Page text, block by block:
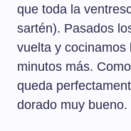
que toda la
sartén). Pasados
vuelta y cocinamos
minutos más.
queda
dorado muy bueno.